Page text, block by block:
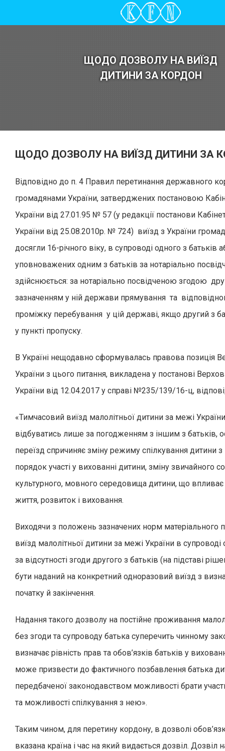
ЩОДО ДОЗВОЛУ НА ВИЇЗД
ДИТИНИ ЗА КОРДОН
ЩОДО ДОЗВОЛУ НА ВИЇЗД ДИТИНИ ЗА
Відповідно до п. 4 Правил перетинання державного
громадянами України, затверджених постановою
України від 27.01.95 № 57 (у редакції постанови
України від 25.08.2010р. № 724) виїзд з України
досягли 16-річного віку, в супроводі одного з батьків
уповноважених одним з батьків за нотаріально
здійснюється: за нотаріально посвідченою згодою
зазначенням у ній держави прямування та
проміжку перебування у цій державі, якщо другий з
у пункті пропуску.
В Україні нещодавно сформувалась правова позиція
України з цього питання, викладена у постанові
України від 12.04.2017 у справі №235/139/16-ц,
«Тимчасовий виїзд малолітньої дитини за межі
відбуватись лише за погодженням з іншим з батьків,
переїзд спричиняє зміну режиму спілкування дитини з
порядок участі у вихованні дитини, зміну звичайного
культурного, мовного середовища дитини, що впливає
життя, розвиток і виховання.
Виходячи з положень зазначених норм матеріального
виїзд малолітньої дитини за межі України в супроводі
за відсутності згоди другого з батьків (на підставі
бути наданий на конкретний одноразовий виїзд з
початку й закінчення.
Надання такого дозволу на постійне проживання
без згоди та супроводу батька суперечить чинному
визначає рівність прав та обов’язків батьків у
може призвести до фактичного позбавлення батька
передбаченої законодавством можливості брати
та можливості спілкування з нею».
Таким чином, для перетину кордону, в дозволі
вказана країна і час на який видається дозвіл. Дозвіл